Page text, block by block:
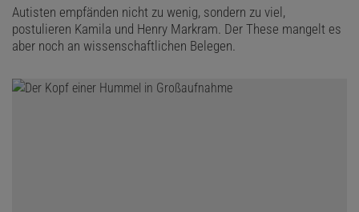
Autisten empfänden nicht zu wenig, sondern zu viel,
postulieren Kamila und Henry Markram. Der These mangelt es
aber noch an wissenschaftlichen Belegen.